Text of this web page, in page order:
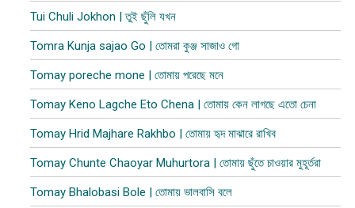
Tui Chuli Jokhon | তুই ছুঁলি যখন
Tomra Kunja sajao Go | তোমরা কুঞ্জ সাজাও গো
Tomay poreche mone | তোমায় পরেছে মনে
Tomay Keno Lagche Eto Chena | তোমায় কেন লাগছে এতো চেনা
Tomay Hrid Majhare Rakhbo | তোমায় হৃদ মাঝারে রাখিব
Tomay Chunte Chaoyar Muhurtora | তোমায় ছুঁতে চাওয়ার মুহূর্তরা
Tomay Bhalobasi Bole | তোমায় ভালবাসি বলে